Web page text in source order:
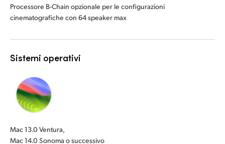
Processore B-Chain opzionale per le configurazioni
cinematografiche con 64 speaker max
Sistemi operativi
Mac 13.0 Ventura,
Mac 14.0 Sonoma o successivo